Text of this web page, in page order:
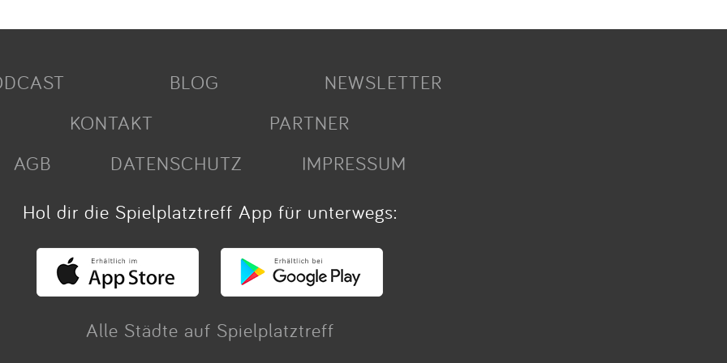
BLOG
NEWSLETTER
KONTAKT
PARTNER
AGB
DATENSCHUTZ
IMPRESSUM
Hol dir die Spielplatztreff App für unterwegs:
Alle Städte auf Spielplatztreff